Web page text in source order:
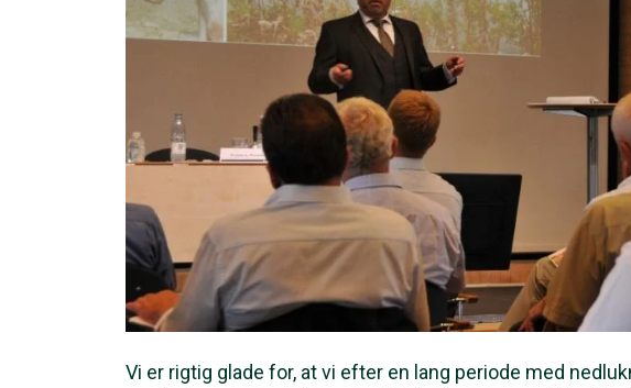
Vi er rigtig glade for, at vi efter en lang periode med